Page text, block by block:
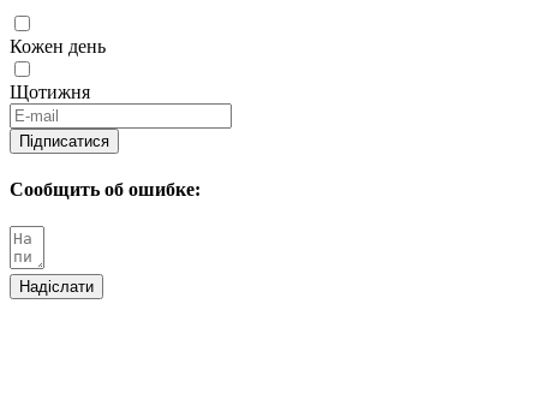
Кожен день
Щотижня
Підписатися
Сообщить об ошибке:
Надіслати